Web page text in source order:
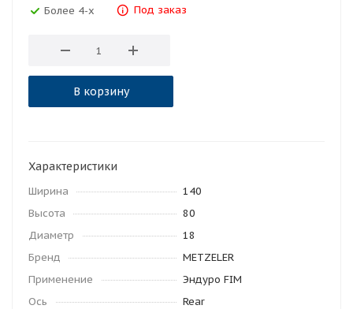
Более 4-х
Под заказ
В корзину
Характеристики
Ширина
140
Высота
80
Диаметр
18
Бренд
METZELER
Применение
Эндуро FIM
Ось
Rear